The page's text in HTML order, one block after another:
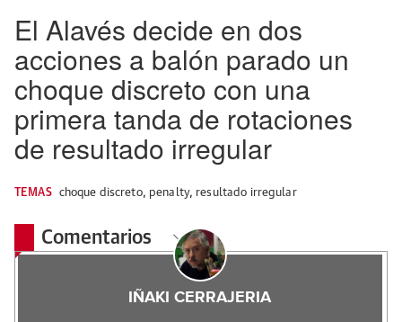
El Alavés decide en dos
acciones a balón parado un
choque discreto con una
primera tanda de rotaciones
de resultado irregular
TEMAS choque discreto, penalty, resultado irregular
Comentarios
IÑAKI CERRAJERIA